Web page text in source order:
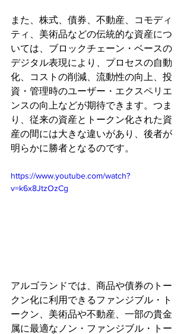
また、株式、債券、不動産、コモディ
ティ、美術品などの伝統的な資産につ
いては、ブロックチェーン・ベースの
デジタル表現により、プロセスの自動
化、コストの削減、流動性の向上、投
資・管理時のユーザー・エクスペリエ
ンスの向上などが期待できます。つま
り、従来の資産とトークン化された資
産の間には大きな違いがあり、後者が
明らかに勝者となるのです。
https://www.youtube.com/watch?
v=k6x8JtzOzCg
アルゴランドでは、商品や債券のトー
クン化に利用できるファンジブル・ト
ークン、美術品や不動産、一部の貴金
属に最適なノン・ファンジブル・トー